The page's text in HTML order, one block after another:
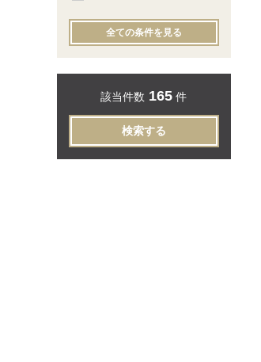
全ての条件を見る
該当件数 165 件
検索する